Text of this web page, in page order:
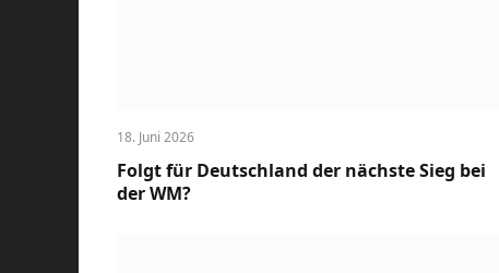
18. Juni 2026
Folgt für Deutschland der nächste Sieg bei
der WM?